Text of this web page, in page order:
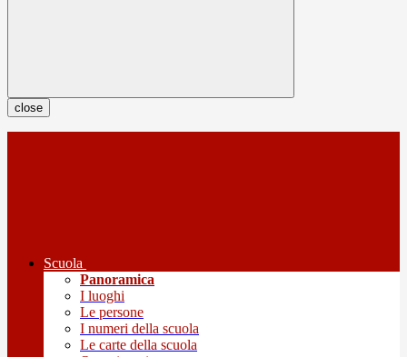
close
Scuola
Panoramica
I luoghi
Le persone
I numeri della scuola
Le carte della scuola